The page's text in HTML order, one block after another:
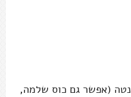
(אפשר גם כוס שלמה,